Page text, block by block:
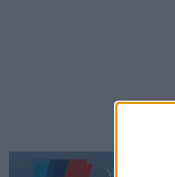
Vortāls